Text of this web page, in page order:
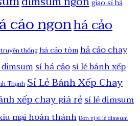
giao sỉ há
cáo ngonhá cảo
thốnghá cảo tômhả cảo chay
sỉ há cảosỉ lẻ bánh xếp
ThạnhSỉ Lẻ Bánh Xếp Chay
xếp chay giá rẻsỉ lẻ dimsum
mại hoàn thánh Đơn vị sỉ lẻ dimsum